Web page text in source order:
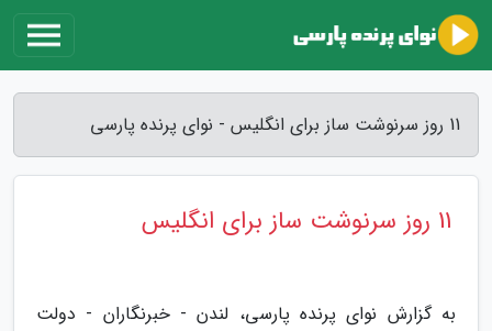
11 روز سرنوشت ساز برای انگلیس - نوای پرنده پارسی
11 روز سرنوشت ساز برای انگلیس
به گزارش نوای پرنده پارسی، لندن - خبرنگاران - دولت